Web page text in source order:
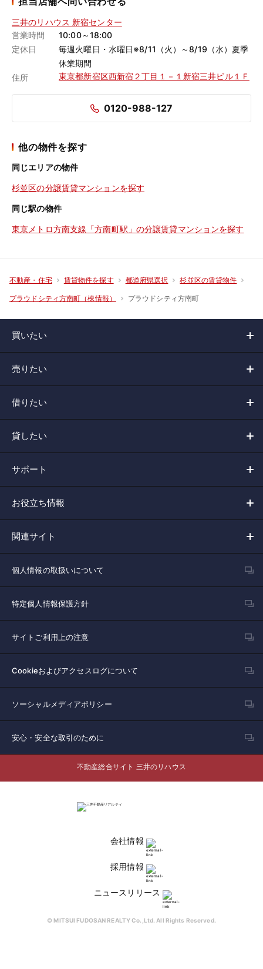
三井のリハウス 新宿センター
営業時間
10:00～18:00
定休日
毎週火曜日・水曜日※8/11（火）～8/19（水）夏季
休業期間
住所
東京都新宿区西新宿２丁目１－１新宿三井ビル１Ｆ
0120-988-127
他の物件を探す
同じエリアの物件
杉並区の分譲賃貸マンションを探す
同じ駅の物件
東京メトロ方南支線「方南町駅」の分譲賃貸マンションを探す
不動産・住宅 賃貸物件を探す 都道府県選択 杉並区の賃貸物件
プラウドシティ方南町（棟情報） プラウドシティ方南町
買いたい
売りたい
借りたい
貸したい
サポート
お役立ち情報
関連サイト
個人情報の取扱いについて
特定個人情報保護方針
サイトご利用上の注意
Cookieおよびアクセスログについて
ソーシャルメディアポリシー
安心・安全な取引のために
不動産総合サイト 三井のリハウス
会社情報
採用情報
ニュースリリース
© MITSUI FUDOSAN REALTY Co.,Ltd. All Rights Reserved.